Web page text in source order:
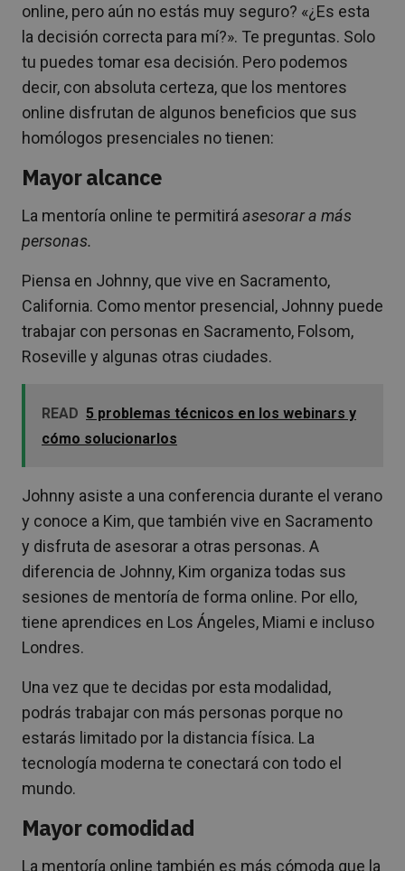
online, pero aún no estás muy seguro? «¿Es esta
la decisión correcta para mí?». Te preguntas. Solo
tu puedes tomar esa decisión. Pero podemos
decir, con absoluta certeza, que los mentores
online disfrutan de algunos beneficios que sus
homólogos presenciales no tienen:
Mayor alcance
La mentoría online te permitirá asesorar a más
personas.
Piensa en Johnny, que vive en Sacramento,
California. Como mentor presencial, Johnny puede
trabajar con personas en Sacramento, Folsom,
Roseville y algunas otras ciudades.
READ 5 problemas técnicos en los webinars y
cómo solucionarlos
Johnny asiste a una conferencia durante el verano
y conoce a Kim, que también vive en Sacramento
y disfruta de asesorar a otras personas. A
diferencia de Johnny, Kim organiza todas sus
sesiones de mentoría de forma online. Por ello,
tiene aprendices en Los Ángeles, Miami e incluso
Londres.
Una vez que te decidas por esta modalidad,
podrás trabajar con más personas porque no
estarás limitado por la distancia física. La
tecnología moderna te conectará con todo el
mundo.
Mayor comodidad
La mentoría online también es más cómoda que la